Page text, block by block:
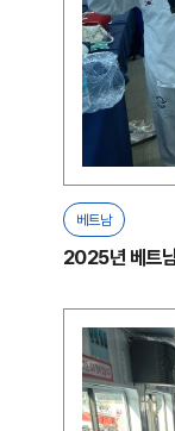
베트남
2025년 베트